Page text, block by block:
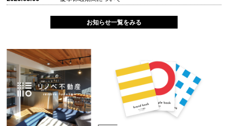
お知らせ一覧をみる